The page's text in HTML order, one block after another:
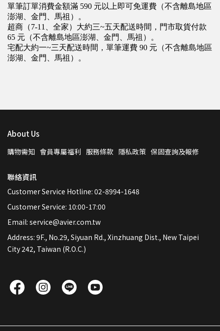
單筆訂單消費金額滿 590 元以上即可免運費（不含離島地區
澎湖、金門、馬祖）。
超商（7-11、全家）大約三~五天配送時間，門市取貨付款
65 元（不含離島地區澎湖、金門、馬祖）。
宅配大約一~三天配送時間，單筆運費 90 元（不含離島地區
澎湖、金門、馬祖）。
About Us
購物需知 會員專屬福利 服務條款 隱私政策 保固查詢及報修
聯絡資訊
Customer Service Hotline: 02-8994-1648
Customer Service: 10:00-17:00
Email: service@avier.com.tw
Address: 9F., No.29, Siyuan Rd., Xinzhuang Dist., New Taipei
City 242, Taiwan (R.O.C.)